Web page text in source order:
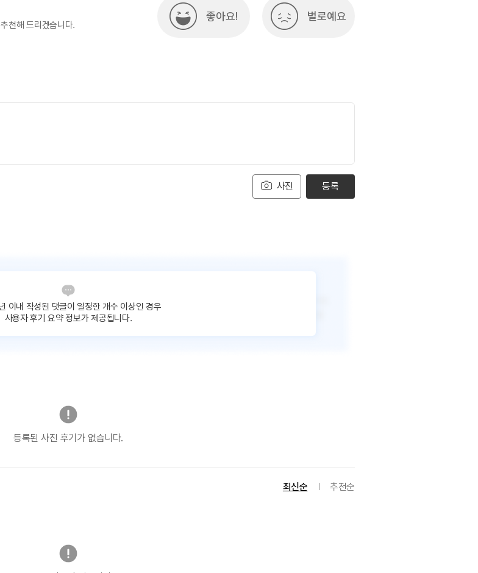
천해 드리겠습니다.
좋아요! 별로예요
사진 등록
이내 작성된 댓글이 일정한 개수 이상인 경우
사용자 후기 요약 정보가 제공됩니다.
등록된 사진 후기가 없습니다.
최신순 추천순